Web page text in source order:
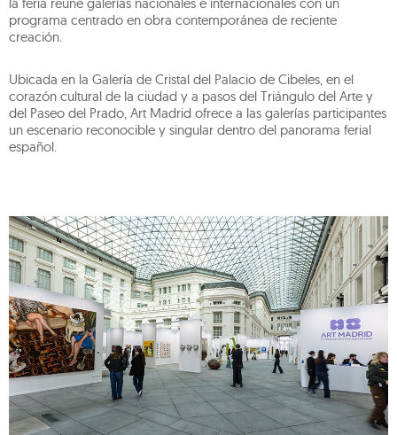
la feria reúne galerías nacionales e internacionales con un
programa centrado en obra contemporánea de reciente
creación.
Ubicada en la Galería de Cristal del Palacio de Cibeles, en el
corazón cultural de la ciudad y a pasos del Triángulo del Arte y
del Paseo del Prado, Art Madrid ofrece a las galerías participantes
un escenario reconocible y singular dentro del panorama ferial
español.